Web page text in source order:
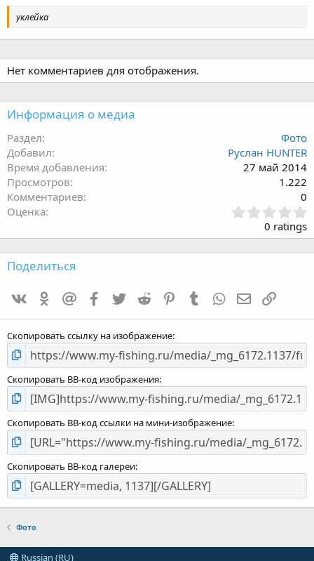
уклейка
Нет комментариев для отображения.
Информация о медиа
Раздел
Фото
Добавил
Руслан HUNTER
Время добавления
27 май 2014
Просмотров
1.222
Комментариев
0
Оценка
в
ё
з
0
0 ratings
Поделиться
Одноклассники
Mailru Facebook
TwitterReddit PinterestTumblrWhatsApp
E-mailСсылка
Скопировать ссылку на изображение
Скопировать BB-код изображения
Скопировать BB-код ссылки на мини-изображение
Скопировать BB-код галереи
Фото
Russian (RU)